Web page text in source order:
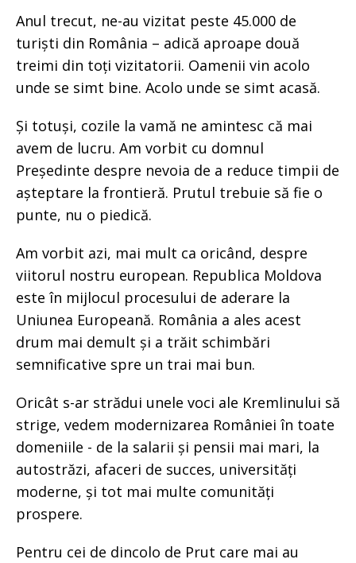
Anul trecut, ne-au vizitat peste 45.000 de
turiști din România – adică aproape două
treimi din toți vizitatorii. Oamenii vin acolo
unde se simt bine. Acolo unde se simt acasă.
Și totuși, cozile la vamă ne amintesc că mai
avem de lucru. Am vorbit cu domnul
Președinte despre nevoia de a reduce timpii de
așteptare la frontieră. Prutul trebuie să fie o
punte, nu o piedică.
Am vorbit azi, mai mult ca oricând, despre
viitorul nostru european. Republica Moldova
este în mijlocul procesului de aderare la
Uniunea Europeană. România a ales acest
drum mai demult și a trăit schimbări
semnificative spre un trai mai bun.
Oricât s-ar strădui unele voci ale Kremlinului să
strige, vedem modernizarea României în toate
domeniile - de la salarii și pensii mai mari, la
autostrăzi, afaceri de succes, universități
moderne, și tot mai multe comunități
prospere.
Pentru cei de dincolo de Prut care mai au